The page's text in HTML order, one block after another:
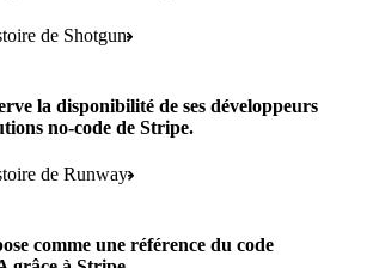
de Shotgun
la disponibilité de ses développeurs
no-code de Stripe.
de Runway
comme une référence du code